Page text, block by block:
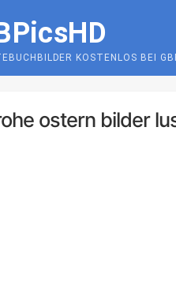
KOSTENLOS BEI
ostern bilder